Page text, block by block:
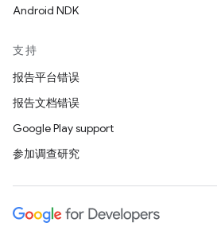
Android NDK
支持
报告平台错误
报告文档错误
Google Play support
参加调查研究